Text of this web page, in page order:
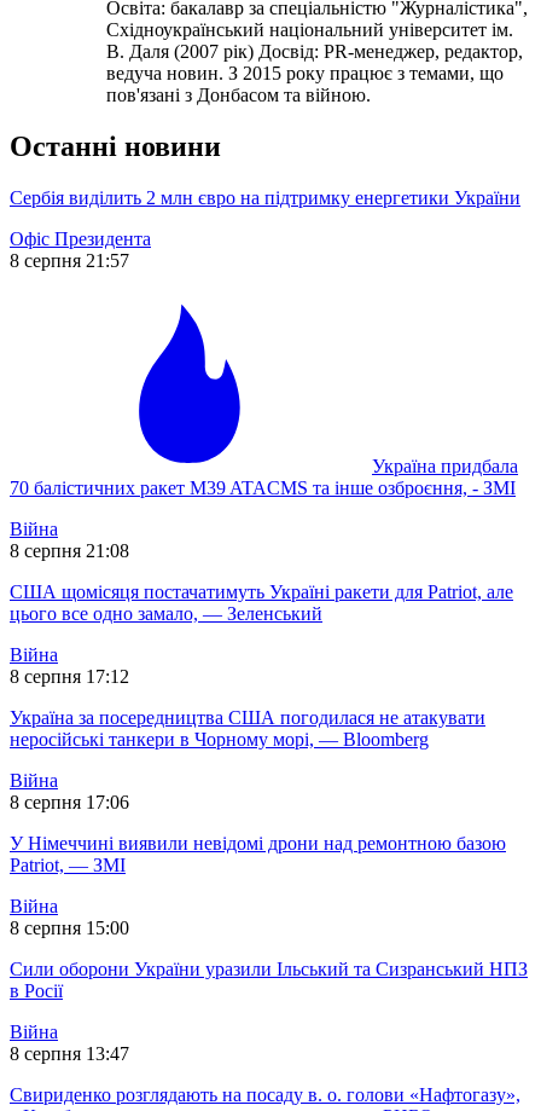
Освіта: бакалавр за спеціальністю "Журналістика",
Східноукраїнський національний університет ім.
В. Даля (2007 рік) Досвід: PR-менеджер, редактор,
ведуча новин. З 2015 року працює з темами, що
пов'язані з Донбасом та війною.
Останні новини
Сербія виділить 2 млн євро на підтримку енергетики України
Офіс Президента
8 серпня 21:57
Україна придбала
70 балістичних ракет M39 ATACMS та інше озброєння, - ЗМІ
Війна
8 серпня 21:08
США щомісяця постачатимуть Україні ракети для Patriot, але
цього все одно замало, — Зеленський
Війна
8 серпня 17:12
Україна за посередництва США погодилася не атакувати
неросійські танкери в Чорному морі, — Bloomberg
Війна
8 серпня 17:06
У Німеччині виявили невідомі дрони над ремонтною базою
Patriot, — ЗМІ
Війна
8 серпня 15:00
Сили оборони України уразили Ільський та Сизранський НПЗ
в Росії
Війна
8 серпня 13:47
Свириденко розглядають на посаду в. о. голови «Нафтогазу»,